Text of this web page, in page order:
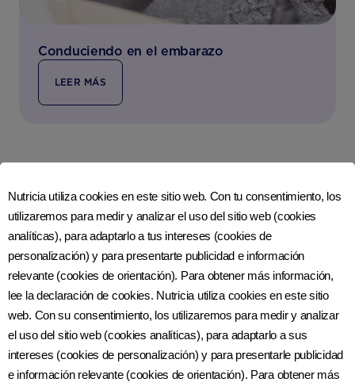
Conduciendo en el embarazo
LEER MÁS
Nutricia utiliza cookies en este sitio web. Con tu consentimiento, los
utilizaremos para medir y analizar el uso del sitio web (cookies
analíticas), para adaptarlo a tus intereses (cookies de
personalización) y para presentarte publicidad e información
relevante (cookies de orientación). Para obtener más información,
lee la declaración de cookies. Nutricia utiliza cookies en este sitio
web. Con su consentimiento, los utilizaremos para medir y analizar
el uso del sitio web (cookies analíticas), para adaptarlo a sus
intereses (cookies de personalización) y para presentarle publicidad
e información relevante (cookies de orientación). Para obtener más